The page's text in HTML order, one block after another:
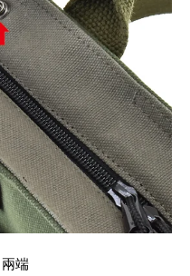
端